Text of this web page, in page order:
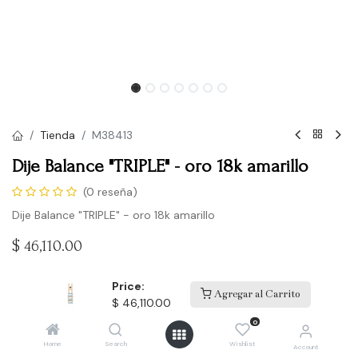
Price:
$ 46,110.00
Agregar al Carrito
Home Search
0
Wishlist Account
Tienda M38413
Dije Balance "TRIPLE" - oro 18k amarillo
(0 reseña)
Dije Balance "TRIPLE" - oro 18k amarillo
$ 46,110.00
Comprar
Agregar a la lista de deseos